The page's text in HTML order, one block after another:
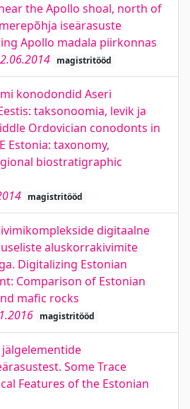
the Apollo shoal, north of
iseärasuste
Apollo madala piirkonnas
magistritööd
konodondid Aseri
taksonoomia, levik ja
Ordovician conodonts in
Estonia: taxonomy,
biostratigraphic
magistritööd
digitaalne
aluskorrakivimite
Digitalizing Estonian
Comparison of Estonian
mafic rocks
magistritööd
Some Trace
Features of the Estonian